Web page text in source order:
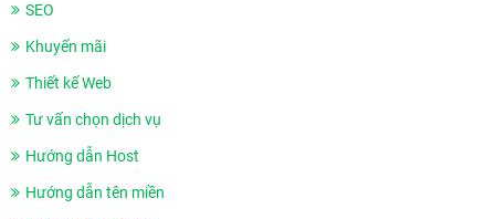
SEO
Khuyến mãi
Thiết kế Web
Tư vấn chọn dịch vụ
Hướng dẫn Host
Hướng dẫn tên miền